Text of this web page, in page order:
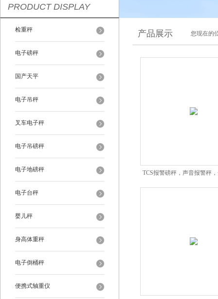
PRODUCT DISPLAY
检重秤
电子磅秤
国产天平
电子吊秤
叉车电子秤
电子吊磅秤
电子地磅秤
电子台秤
婴儿秤
身高体重秤
电子倒桶秤
便携式轴重仪
产品展示 您现在的
TCS报警磅秤，声音报警秤
电子称